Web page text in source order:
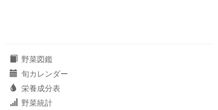
野菜図鑑
旬カレンダー
栄養成分表
野菜統計